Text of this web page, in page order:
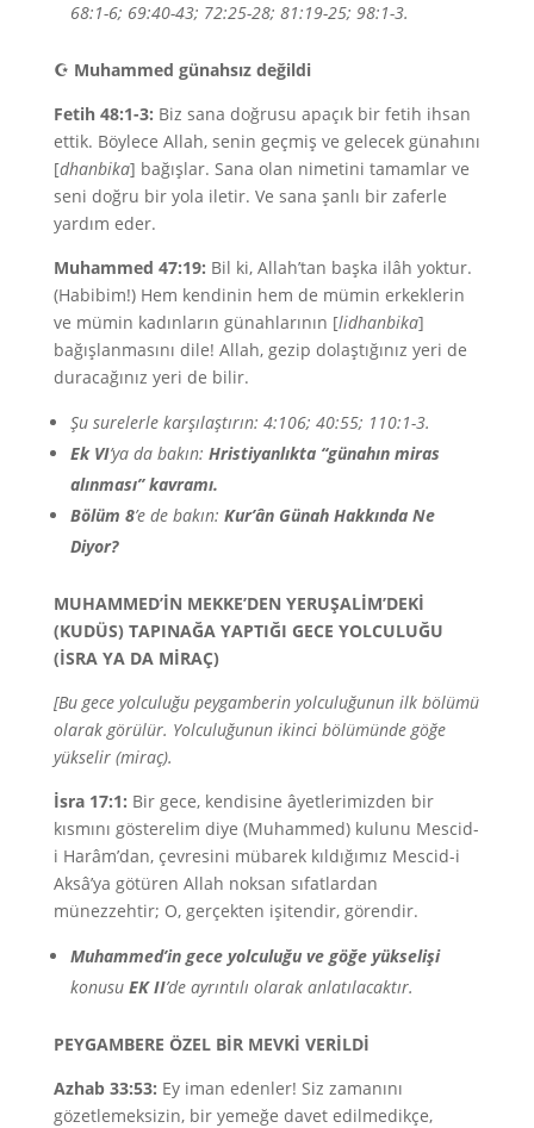
68:1-6; 69:40-43; 72:25-28; 81:19-25; 98:1-3.
☪ Muhammed günahsız değildi
Fetih 48:1-3: Biz sana doğrusu apaçık bir fetih ihsan
ettik. Böylece Allah, senin geçmiş ve gelecek günahını
[dhanbika] bağışlar. Sana olan nimetini tamamlar ve
seni doğru bir yola iletir. Ve sana şanlı bir zaferle
yardım eder.
Muhammed 47:19: Bil ki, Allah’tan başka ilâh yoktur.
(Habibim!) Hem kendinin hem de mümin erkeklerin
ve mümin kadınların günahlarının [lidhanbika]
bağışlanmasını dile! Allah, gezip dolaştığınız yeri de
duracağınız yeri de bilir.
Şu surelerle karşılaştırın: 4:106; 40:55; 110:1-3.
Ek VI’ya da bakın: Hristiyanlıkta “günahın miras
alınması” kavramı.
Bölüm 8’e de bakın: Kur’ân Günah Hakkında Ne
Diyor?
MUHAMMED’İN MEKKE’DEN YERUŞALİM’DEKİ
(KUDÜS) TAPINAĞA YAPTIĞI GECE YOLCULUĞU
(İSRA YA DA MİRAÇ)
[Bu gece yolculuğu peygamberin yolculuğunun ilk bölümü
olarak görülür. Yolculuğunun ikinci bölümünde göğe
yükselir (miraç).
İsra 17:1: Bir gece, kendisine âyetlerimizden bir
kısmını gösterelim diye (Muhammed) kulunu Mescid-
i Harâm’dan, çevresini mübarek kıldığımız Mescid-i
Aksâ’ya götüren Allah noksan sıfatlardan
münezzehtir; O, gerçekten işitendir, görendir.
Muhammed’in gece yolculuğu ve göğe yükselişi
konusu EK II’de ayrıntılı olarak anlatılacaktır.
PEYGAMBERE ÖZEL BİR MEVKİ VERİLDİ
Azhab 33:53: Ey iman edenler! Siz zamanını
gözetlemeksizin, bir yemeğe davet edilmedikçe,